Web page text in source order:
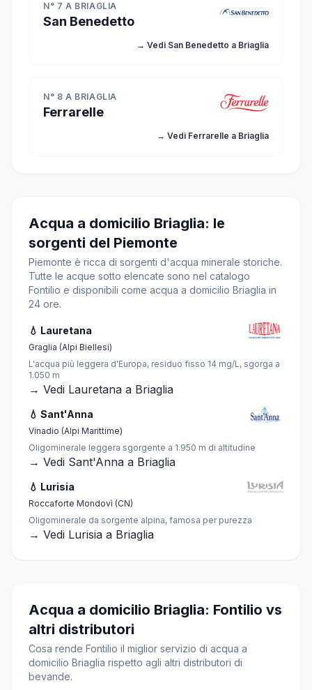
N° 7 A BRIAGLIA
San Benedetto
→ Vedi San Benedetto a Briaglia
N° 8 A BRIAGLIA
Ferrarelle
→ Vedi Ferrarelle a Briaglia
Acqua a domicilio Briaglia: le
sorgenti del Piemonte
Piemonte è ricca di sorgenti d'acqua minerale storiche.
Tutte le acque sotto elencate sono nel catalogo
Fontilio e disponibili come acqua a domicilio Briaglia in
24 ore.
💧 Lauretana
Graglia (Alpi Biellesi)
L'acqua più leggera d'Europa, residuo fisso 14 mg/L, sgorga a
1.050 m
→ Vedi Lauretana a Briaglia
💧 Sant'Anna
Vinadio (Alpi Marittime)
Oligominerale leggera sgorgente a 1.950 m di altitudine
→ Vedi Sant'Anna a Briaglia
💧 Lurisia
Roccaforte Mondovì (CN)
Oligominerale da sorgente alpina, famosa per purezza
→ Vedi Lurisia a Briaglia
Acqua a domicilio Briaglia: Fontilio vs
altri distributori
Cosa rende Fontilio il miglior servizio di acqua a
domicilio Briaglia rispetto agli altri distributori di
bevande.